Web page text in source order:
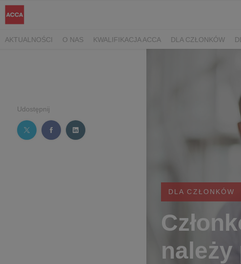
AKTUALNOŚCI O NAS KWALIFIKACJA ACCA DLA CZŁONKÓW
Udostępnij
DLA CZŁONKÓW
należy